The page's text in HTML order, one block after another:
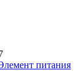
питания